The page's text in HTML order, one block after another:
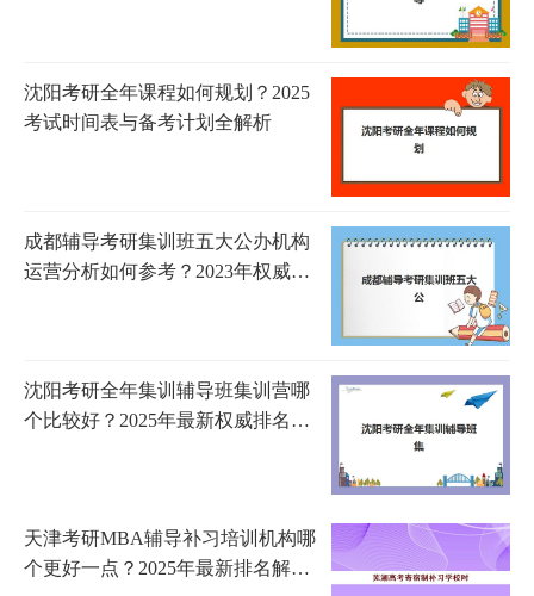
沈阳考研全年课程如何规划？2025
考试时间表与备考计划全解析
成都辅导考研集训班五大公办机构
运营分析如何参考？2023年权威解
沈阳考研全年集训辅导班集训营哪
个比较好？2025年最新权威排名、
天津考研MBA辅导补习培训机构哪
个更好一点？2025年最新排名解析